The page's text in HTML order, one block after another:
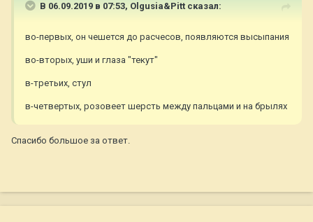
В 06.09.2019 в 07:53, Olgusia&Pitt сказал:
во-первых, он чешется до расчесов, появляются высыпания
во-вторых, уши и глаза "текут"
в-третьих, стул
в-четвертых, розовеет шерсть между пальцами и на брылях
Спасибо большое за ответ.